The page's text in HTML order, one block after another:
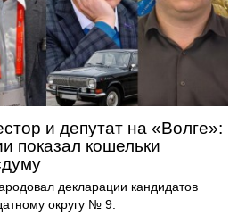
и депутат на «Волге»:
показал кошельки
декларации кандидатов
округу № 9.